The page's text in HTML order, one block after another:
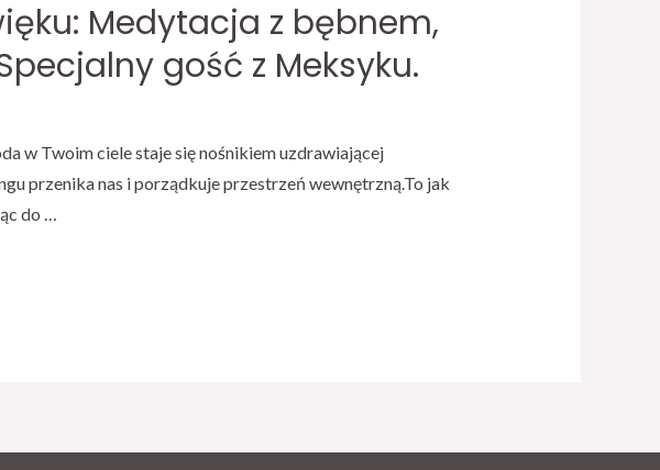
Medytacja z bębnem,
gość z Meksyku.
w Twoim ciele staje się nośnikiem uzdrawiającej
przenika nas i porządkuje przestrzeń wewnętrzną.To jak
do …